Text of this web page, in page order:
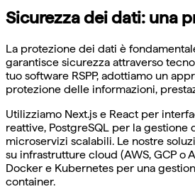
Sicurezza dei dati: una
La protezione dei dati è
garantisce sicurezza attraverso
tuo software RSPP, adottiamo un
protezione delle informazioni,
Utilizziamo Next.js e React per
reattive, PostgreSQL per la gestione
microservizi scalabili. Le nostre
su infrastrutture cloud (AWS, GCP o
Docker e Kubernetes per una
container.